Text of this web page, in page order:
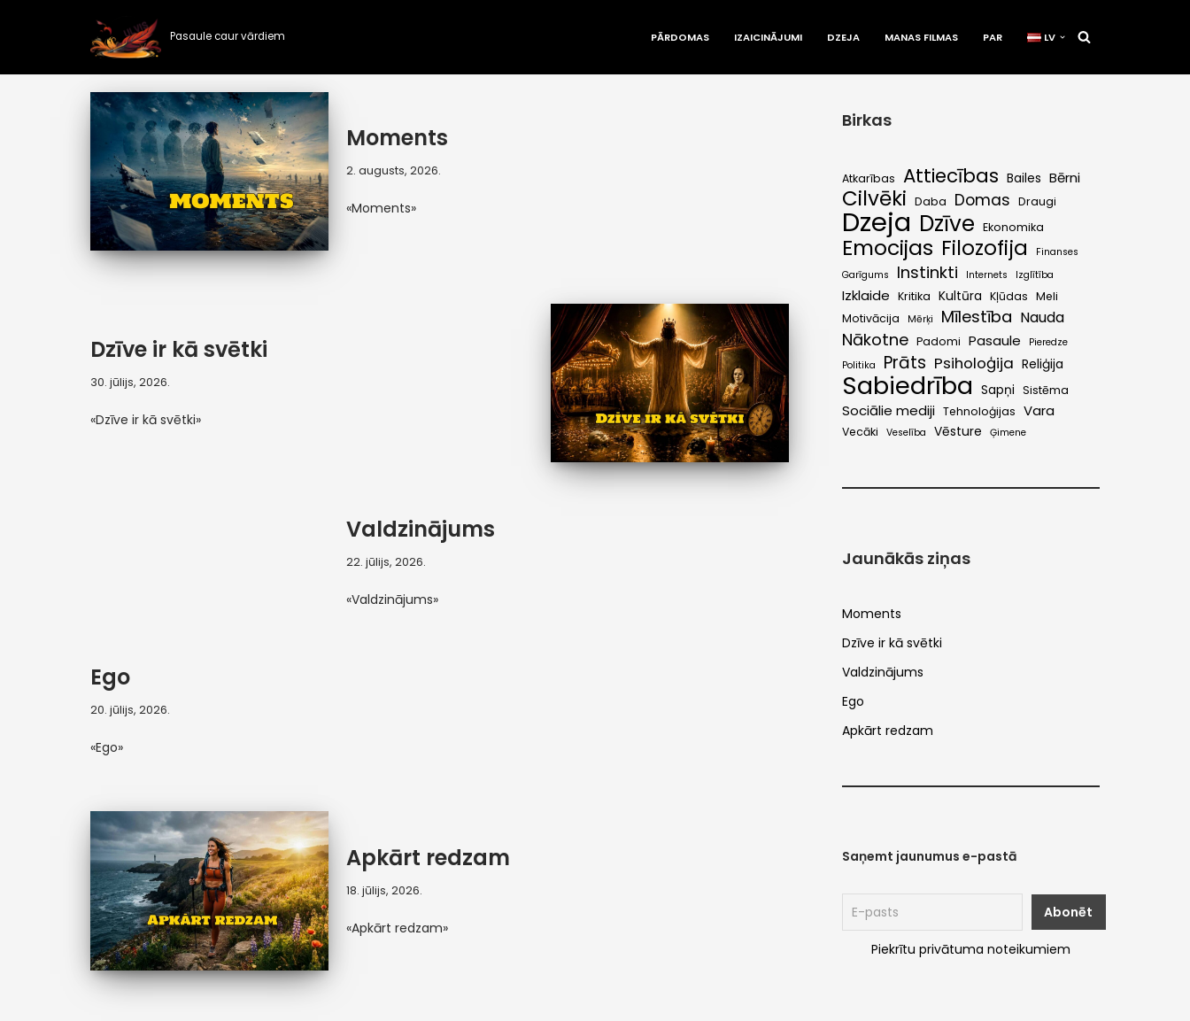
Pasaule caur vārdiem PĀRDOMAS IZAICINĀJUMI DZEJA MANAS FILMAS PAR LV
Moments
2. augusts, 2026.
«Moments»
Dzīve ir kā svētki
30. jūlijs, 2026.
«Dzīve ir kā svētki»
Valdzinājums
22. jūlijs, 2026.
«Valdzinājums»
Ego
20. jūlijs, 2026.
«Ego»
Apkārt redzam
18. jūlijs, 2026.
«Apkārt redzam»
Birkas
Atkarības Attiecības Bailes Bērni
Cilvēki Daba Domas Draugi
Dzeja Dzīve Ekonomika
Emocijas Filozofija
Finanses
Garīgums
Instinkti Internets Izglītība
Izklaide Kritika Kultūra Kļūdas Meli
Motivācija
Mērķi Mīlestība Nauda
Nākotne Padomi Pasaule
Pieredze
Politika
Prāts Psiholoģija Reliģija
Sabiedrība Sapņi Sistēma
Sociālie mediji Tehnoloģijas Vara
Vecāki Veselība Vēsture Ģimene
Jaunākās ziņas
Moments
Dzīve ir kā svētki
Valdzinājums
Ego
Apkārt redzam
Saņemt jaunumus e-pastā
Piekrītu privātuma noteikumiem